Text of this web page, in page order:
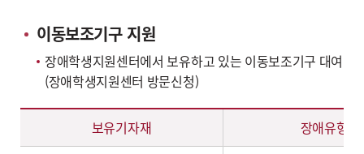
이동보조기구 지원
장애학생지원센터에서 보유하고 있는 이동보조기구 대여
(장애학생지원센터 방문신청)
이동보조기구 지원 - 보유기자재, 장애유형, 수량, 구비장소 정보 제공
보유기자재 장애유형